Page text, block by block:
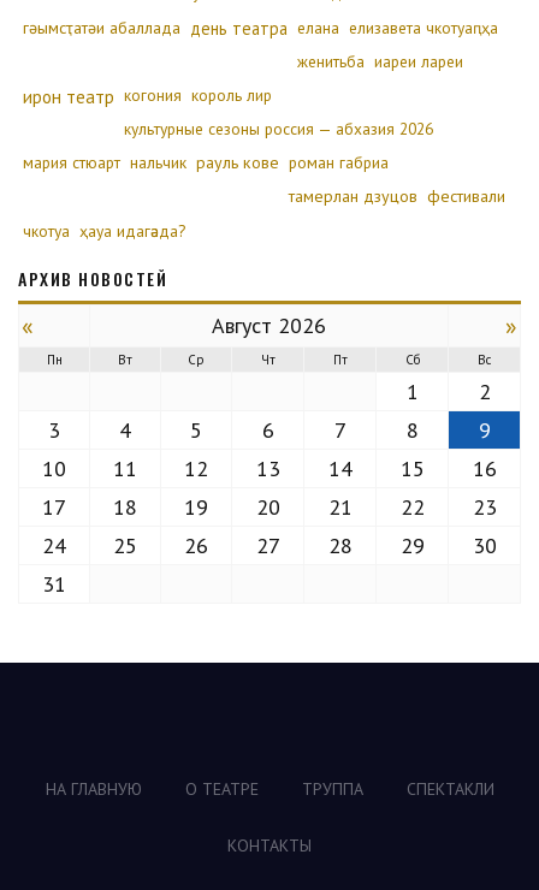
гәымсҭатәи абаллада день театра елана елизавета чкотуаԥҳа
женитьба иареи лареи
ирон театр когония король лир
культурные сезоны россия — абхазия 2026
мария стюарт нальчик рауль кове роман габриа
тамерлан дзуцов фестивали
чкотуа ҳауа идагәада?
АРХИВ НОВОСТЕЙ
« Август 2026 »
Пн Вт Ср Чт Пт Сб Вс
1
2
3
4 5 6 7 8
9
10
11 12 13 14 15
16
17
18 19 20 21 22
23
24
25 26 27 28 29
30
31
НА ГЛАВНУЮ О ТЕАТРЕ ТРУППА СПЕКТАКЛИ
КОНТАКТЫ